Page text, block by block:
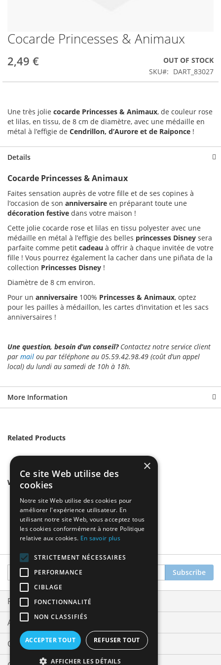
Skip
to
the
beginning
Cocarde Princesses & Animaux
2,49 €
OUT OF STOCK
SKU
DART_83027
Une très jolie cocarde Princesses & Animaux, de couleur rose
et lilas, en tissu, de 8 cm de diamètre, avec une médaille en
métal à l’effigie de Cendrillon, d’Aurore et de Raiponce !
Details
Cocarde Princesses & Animaux
Faites sensation auprès de votre fille et de ses copines à
l’occasion de son anniversaire en préparant toute une
décoration festive dans votre maison !
Cette jolie cocarde rose et lilas en tissu polyester avec une
médaille en métal à l’effigie des belles princesses Disney sera
parfaite comme petit cadeau à offrir à chaque invitée de votre
fille ! Vous pourrez également la cacher dans une piñata de la
collection Princesses Disney !
Diamètre de 8 cm environ.
Pour un anniversaire 100% Princesses & Animaux, optez
pour les pailles à médaillon, les cartes d’invitation et les sacs
anniversaires !
Une question, besoin d’un conseil?Contactez notre service client
par mail ou par téléphone au 05.59.42.98.49 (coût d’un appel
local) du lundi au samedi de 10h à 18h.
More Information
Related Products
We found other products you might like!
Sign
Up
for
Our
Newsletter:
Subscribe
Privacy and Cookie Policy
Advanced Search
Orders and Returns
×
Ce site Web utilise des
cookies
Notre site Web utilise des cookies pour
améliorer l'expérience utilisateur. En
utilisant notre site Web, vous acceptez tous
les cookies conformément à notre Politique
relative aux cookies. En savoir plus
STRICTEMENT NÉCESSAIRES
PERFORMANCE
CIBLAGE
FONCTIONNALITÉ
NON CLASSIFIÉS
ACCEPTER TOUT REFUSER TOUT
AFFICHER LES DÉTAILS